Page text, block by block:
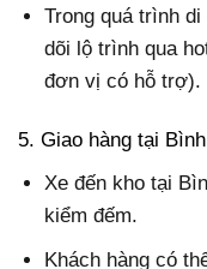
Trong quá trình
dõi lộ trình qua
đơn vị có hỗ trợ).
5. Giao hàng tại
Xe đến kho tại
kiểm đếm.
Khách hàng có